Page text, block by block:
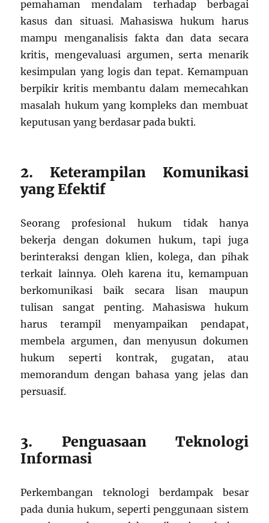
pemahaman mendalam terhadap berbagai
kasus dan situasi. Mahasiswa hukum harus
mampu menganalisis fakta dan data secara
kritis, mengevaluasi argumen, serta menarik
kesimpulan yang logis dan tepat. Kemampuan
berpikir kritis membantu dalam memecahkan
masalah hukum yang kompleks dan membuat
keputusan yang berdasar pada bukti.
2. Keterampilan Komunikasi
yang Efektif
Seorang profesional hukum tidak hanya
bekerja dengan dokumen hukum, tapi juga
berinteraksi dengan klien, kolega, dan pihak
terkait lainnya. Oleh karena itu, kemampuan
berkomunikasi baik secara lisan maupun
tulisan sangat penting. Mahasiswa hukum
harus terampil menyampaikan pendapat,
membela argumen, dan menyusun dokumen
hukum seperti kontrak, gugatan, atau
memorandum dengan bahasa yang jelas dan
persuasif.
3. Penguasaan Teknologi
Informasi
Perkembangan teknologi berdampak besar
pada dunia hukum, seperti penggunaan sistem